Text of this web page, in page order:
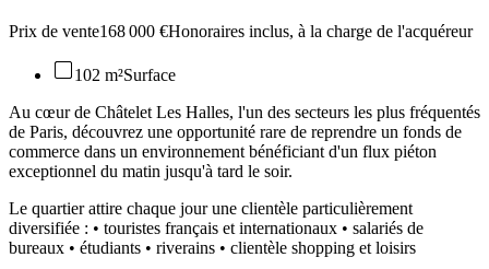
Prix de vente168 000 €Honoraires inclus, à la charge de l'acquéreur
102 m²Surface
Au cœur de Châtelet Les Halles, l'un des secteurs les plus fréquentés
de Paris, découvrez une opportunité rare de reprendre un fonds de
commerce dans un environnement bénéficiant d'un flux piéton
exceptionnel du matin jusqu'à tard le soir.
Le quartier attire chaque jour une clientèle particulièrement
diversifiée : • touristes français et internationaux • salariés de
bureaux • étudiants • riverains • clientèle shopping et loisirs